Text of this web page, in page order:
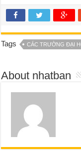
Tags CÁC TRƯỜNG ĐẠI
About nhatban